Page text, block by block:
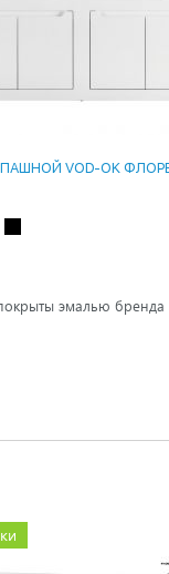
VOD-OK
эмалью бренда